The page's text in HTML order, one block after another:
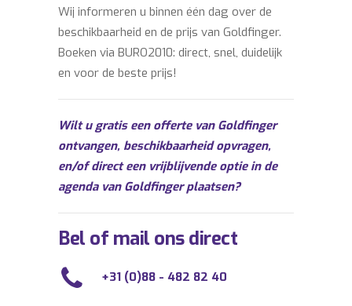
Wij informeren u binnen één dag over de
beschikbaarheid en de prijs van Goldfinger.
Boeken via BURO2010: direct, snel, duidelijk
en voor de beste prijs!
Wilt u gratis een offerte van Goldfinger
ontvangen, beschikbaarheid opvragen,
en/of direct een vrijblijvende optie in de
agenda van Goldfinger plaatsen?
Bel of mail ons direct
+31 (0)88 - 482 82 40